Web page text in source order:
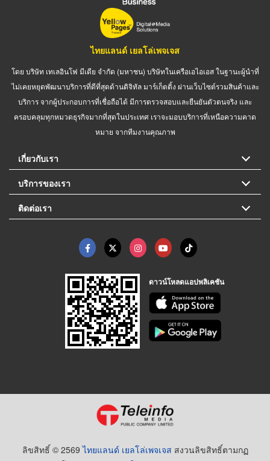
ไทยแลนด์ เยลโล่เพจเจส
โดย บริษัท เทเลอินโฟ มีเดีย จำกัด (มหาชน) บริษัทในเครือเอไอเอส ในฐานะผู้นำที่
ไม่เคยหยุดพัฒนาบริการที่ดีที่สุดด้านดิจิทัล มาร์เก็ตติ้ง ผ่านเว็บไซต์รวมสินค้าและ
บริการ จากผู้ประกอบการที่เชื่อถือได้ มีการตรวจสอบและยืนยันตัวตนจริง และ
ครอบคลุมทุกหมวดธุรกิจมากที่สุดในประเทศ เราจะมอบบริการที่เหนือความคาด
หมาย จากทีมงานคุณภาพ
เกี่ยวกับเรา
บริการของเรา
ติดต่อเรา
ดาวน์โหลดแอปพลิเคชัน
ลิขสิทธิ์ © 2569ไทยแลนด์ เยลโล่เพจเจส สงวนลิขสิทธิ์ตามกฏ